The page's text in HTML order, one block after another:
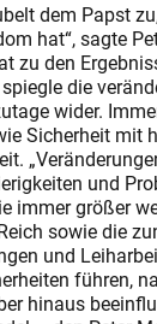
dem Papst
hat“, sagte
zu den
die
wider.
Sicherheit mit
und
immer größer
sowie die
und
führen,
hinaus